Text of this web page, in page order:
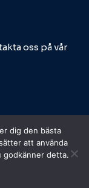
oss på vår
dig den bästa
att använda
godkänner detta.